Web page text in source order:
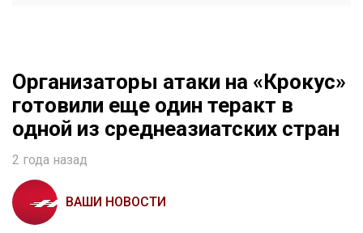
Организаторы атаки на «Крокус»
готовили еще один теракт в
одной из среднеазиатских стран
2 года назад
ВАШИ НОВОСТИ